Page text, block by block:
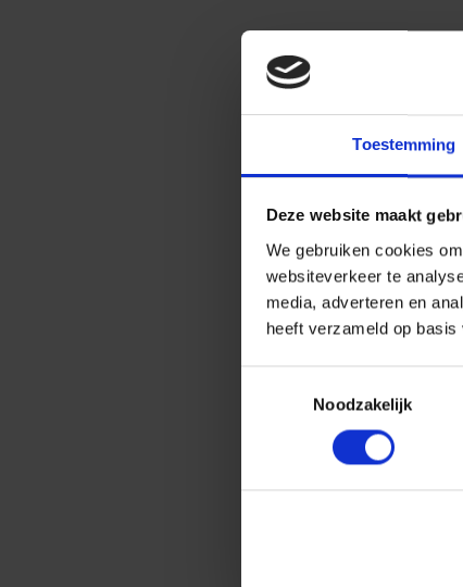
Toestemming
Deze website maakt
We gebruiken cookies
websiteverkeer te
media, adverteren en
heeft verzameld op
Noodzakelijk